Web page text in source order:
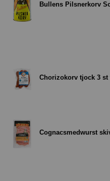
Bullens Pilsnerkorv
Chorizokorv tjock 3 st
Cognacsmedwurst